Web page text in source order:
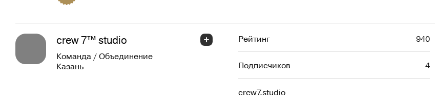
crew 7™ studio
Команда / Объединение
Казань
Рейтинг 940
Подписчиков 4
crew7.studio